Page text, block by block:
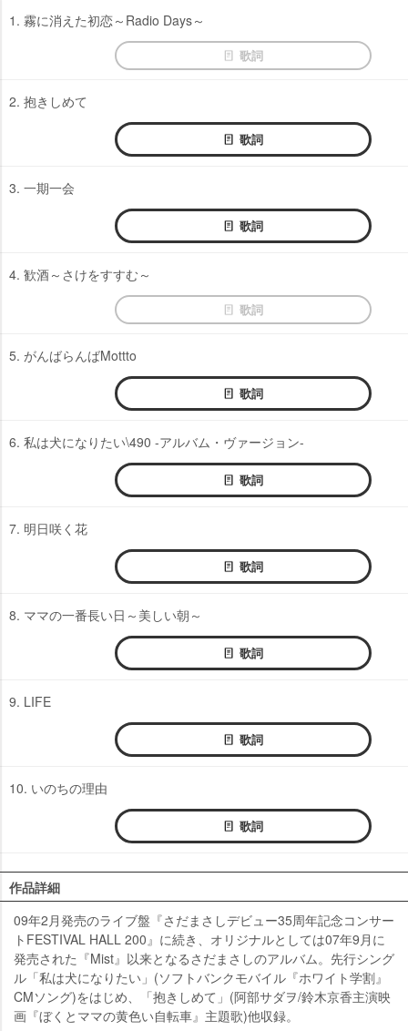
1. 霧に消えた初恋～Radio Days～
歌詞
2. 抱きしめて
歌詞
3. 一期一会
歌詞
4. 歓酒～さけをすすむ～
歌詞
5. がんばらんばMottto
歌詞
6. 私は犬になりたい\490 -アルバム・ヴァージョン-
歌詞
7. 明日咲く花
歌詞
8. ママの一番長い日～美しい朝～
歌詞
9. LIFE
歌詞
10. いのちの理由
歌詞
作品詳細
09年2月発売のライブ盤『さだまさしデビュー35周年記念コンサー
トFESTIVAL HALL 200』に続き、オリジナルとしては07年9月に
発売された『Mist』以来となるさだまさしのアルバム。先行シング
ル「私は犬になりたい」(ソフトバンクモバイル『ホワイト学割』
CMソング)をはじめ、「抱きしめて」(阿部サダヲ/鈴木京香主演映
画『ぼくとママの黄色い自転車』主題歌)他収録。